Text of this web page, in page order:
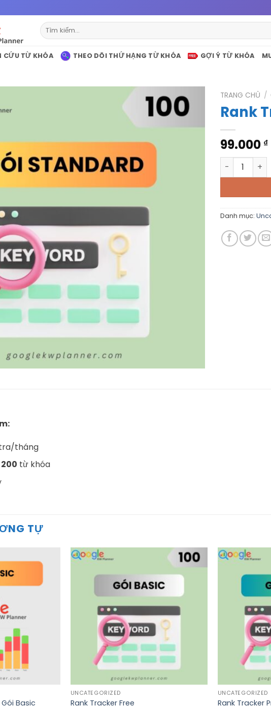
Tìm
kiếm:
CỨU TỪ KHÓA THEO DÕI THỨ HẠNG TỪ KHÓA GỢI Ý TỪ KHÓA
TRANG CHỦ /
Rank
99.000 ₫
Rank
Danh mục:
tháng
200 từ khóa
TỰ
Basic
UNCATEGORIZED
Rank Tracker Free
UNCATEGORIZED
Rank Tracker